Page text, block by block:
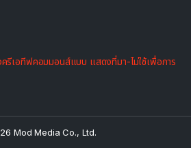
เอทีฟคอมมอนส์แบบ แสดงที่มา-ไม่ใช้เพื่อการ
Mod Media Co., Ltd.